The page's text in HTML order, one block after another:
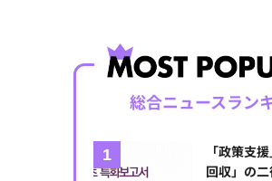
総合ニュースラン
「政策支
回収」の